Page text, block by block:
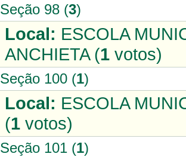
Seção 98 (3)
Local: ESCOLA
ANCHIETA (1 votos)
Seção 100 (1)
Local: ESCOLA
(1 votos)
Seção 101 (1)